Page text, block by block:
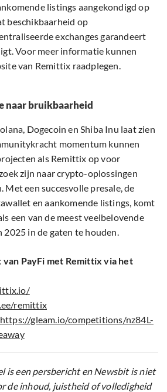
listings aangekondigd op
beschikbaarheid op
exchanges garandeert
Voor meer informatie kunnen
van Remittix raadplegen.
naar bruikbaarheid
Dogecoin en Shiba Inu laat zien
momentum kunnen
als Remittix op voor
zijn naar crypto-oplossingen
Met een succesvolle presale, de
en aankomende listings, komt
een van de meest veelbelovende
in de gaten te houden.
PayFi met Remittix via het
remittix
https://gleam.io/competitions/nz84L-
is een persbericht en Newsbit is niet
de inhoud, juistheid of volledigheid